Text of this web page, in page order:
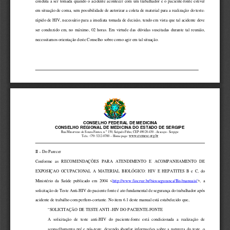
em situação de coma, sem possibilidade de autorizar a coleta de material para a realização do teste-
rápido de HIV, necessário para a imediata tomada de decisão, tendo em vista que tal acidente deve
ser  conduzido em, no máximo, 02 horas. Em virtude das dúvidas suscitadas  durante  tal reunião,
necessitamos orientação deste Conselho sobre como agir em tal situação.
CONSELHO FEDERAL DE MEDICINA
CONSELHO REGIONAL DE MEDICINA DO ESTADO DE SERGIPE
Rua Minervino de Souza Fontes, n.º 150, Salgado Filho, CEP 49020-430 - Aracaju - Sergipe
Tels.: (79) 3212-0700 – Home page: www.cremese.org.br
II – Do Parecer
Conforme   as   RECOMENDAÇÕES   PARA   ATENDIMENTO   E   ACOMPANHAMENTO   DE
EXPOSIÇAO   OCUPACIONAL   A   MATERIAL   BIOLÓGICO:   HIV   E   HEPATITES   B   e   C,   do
Ministério   da   Saúde   publicado   em   2004   < http://www.fiocruz.br/biosseguranca/Bis/manuais/ >,   a
solicitação de Teste Anti-HIV do paciente fonte é ato fundamental de segurança do trabalhador após
acidente de trabalho com perfuro-cortante. No item 6.1 deste manual está estabelecido que,
“SOLICITAÇÃO DE TESTE ANTI -HIV DO PACIENTE-FONTE
A   solicitação   de   teste   anti-HIV   do   paciente-fonte   está   condicionada   a   realização   de
aconselhamento pré e pós-teste, devendo abordar informações sobre a natureza do teste, o